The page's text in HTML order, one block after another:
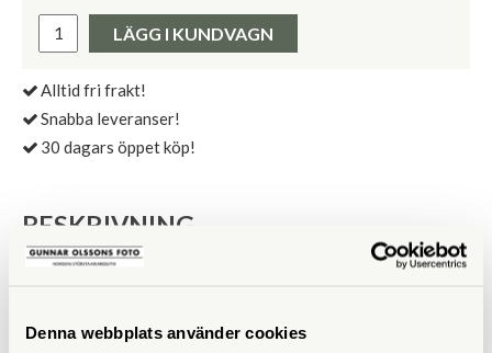
Denna webbplats använder cookies
Pris:
LÄGG I KUNDVAGN
Alltid fri frakt!
Snabba leveranser!
30 dagars öppet köp!
BESKRIVNING
En stilren korthållare tillverkad i svart läder med en präglad
Storlek: 70 mm x 134 mm